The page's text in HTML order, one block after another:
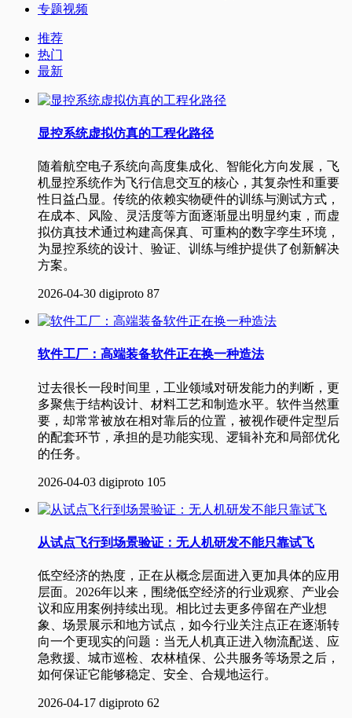
专题视频
推荐
热门
最新
显控系统虚拟仿真的工程化路径
随着航空电子系统向高度集成化、智能化方向发展，飞
机显控系统作为飞行信息交互的核心，其复杂性和重要
性日益凸显。传统的依赖实物硬件的训练与测试方式，
在成本、风险、灵活度等方面逐渐显出明显约束，而虚
拟仿真技术通过构建高保真、可重构的数字孪生环境，
为显控系统的设计、验证、训练与维护提供了创新解决
方案。
2026-04-30 digiproto 87
软件工厂：高端装备软件正在换一种造法
过去很长一段时间里，工业领域对研发能力的判断，更
多聚焦于结构设计、材料工艺和制造水平。软件当然重
要，却常常被放在相对靠后的位置，被视作硬件定型后
的配套环节，承担的是功能实现、逻辑补充和局部优化
的任务。
2026-04-03 digiproto 105
从试点飞行到场景验证：无人机研发不能只靠试飞
低空经济的热度，正在从概念层面进入更加具体的应用
层面。2026年以来，围绕低空经济的行业观察、产业会
议和应用案例持续出现。相比过去更多停留在产业想
象、场景展示和地方试点，如今行业关注点正在逐渐转
向一个更现实的问题：当无人机真正进入物流配送、应
急救援、城市巡检、农林植保、公共服务等场景之后，
如何保证它能够稳定、安全、合规地运行。
2026-04-17 digiproto 62